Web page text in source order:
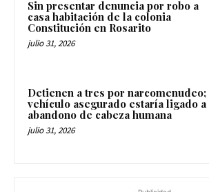
Sin presentar denuncia por robo a
casa habitación de la colonia
Constitución en Rosarito
julio 31, 2026
Detienen a tres por narcomenudeo;
vehículo asegurado estaría ligado a
abandono de cabeza humana
julio 31, 2026